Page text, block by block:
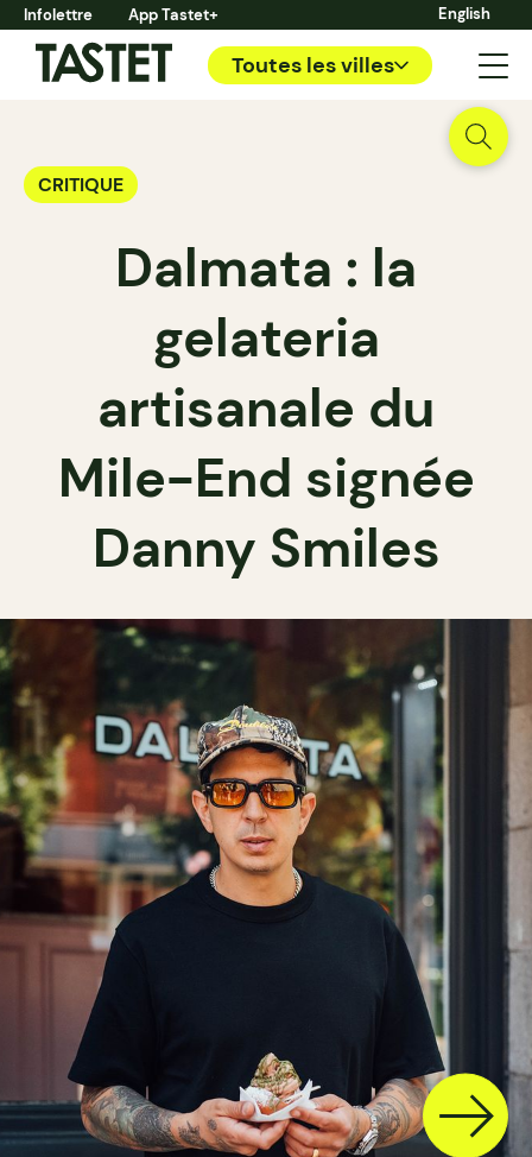
Infolettre App Tastet+ English
Toutes les villes
CRITIQUE
Dalmata : la
gelateria
artisanale du
Mile-End signée
Danny Smiles